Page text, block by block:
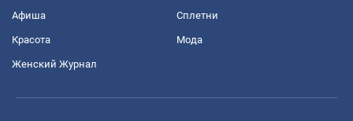
Афиша Сплетни
Красота Мода
Женский Журнал